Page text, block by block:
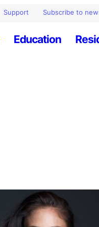
Support Subscribe to
Education